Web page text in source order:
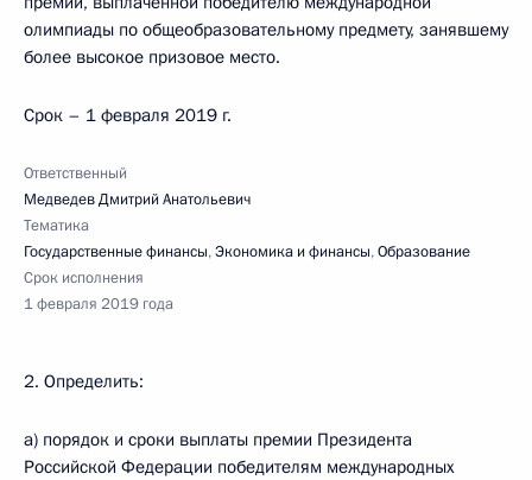
олимпиады по общеобразовательному предмету, занявшему
более высокое призовое место.
Срок – 1 февраля 2019 г.
Ответственный
Медведев Дмитрий Анатольевич
Тематика
Государственные финансы,Экономика и финансы,Образование
Срок исполнения
1 февраля 2019 года
2. Определить:
а) порядок и сроки выплаты премии Президента
Российской Федерации победителям международных